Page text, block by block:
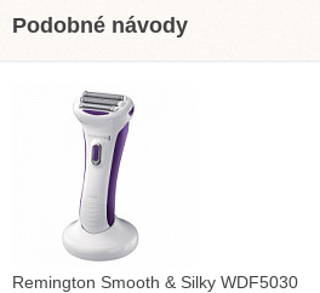
Podobné návody
Remington Smooth & Silky WDF5030